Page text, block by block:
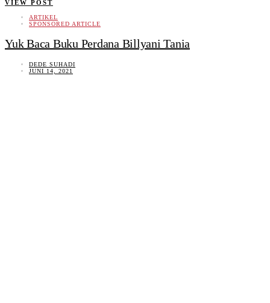
VIEW POST
ARTIKEL
SPONSORED ARTICLE
Yuk Baca Buku Perdana Billyani Tania
DEDE SUHADI
JUNI 14, 2021